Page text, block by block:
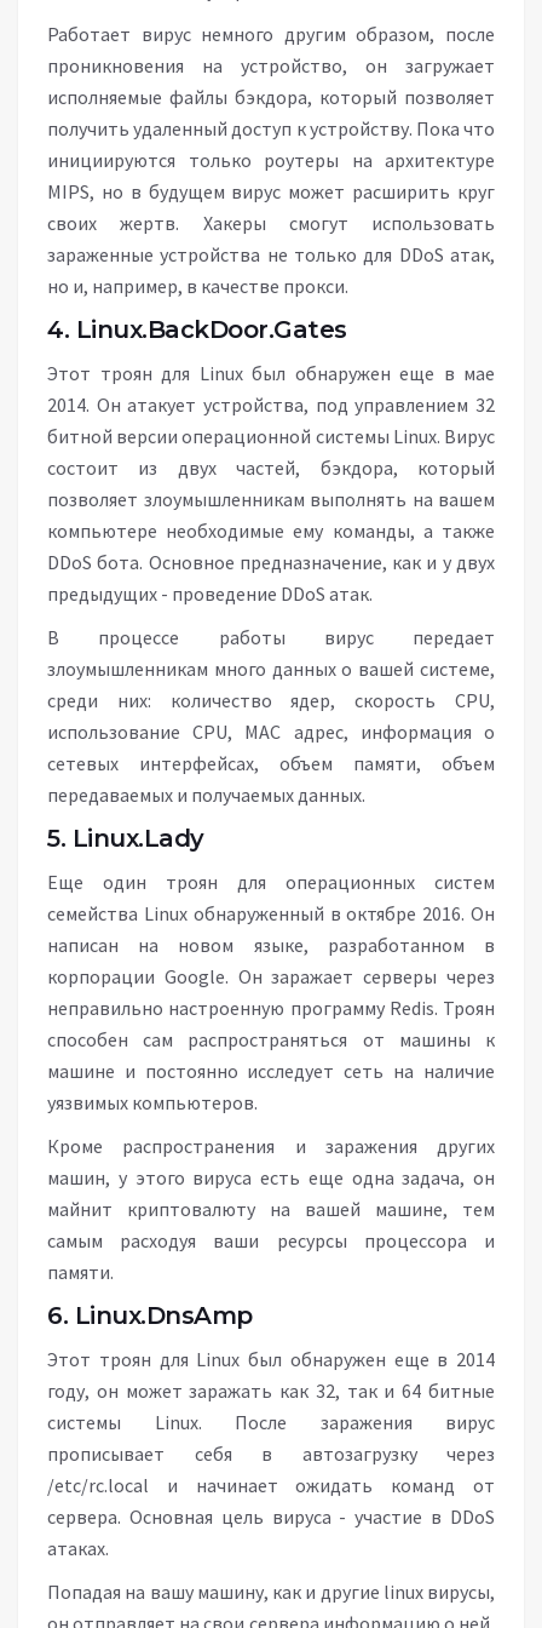
Работает вирус немного другим образом, после
проникновения на устройство, он загружает
исполняемые файлы бэкдора, который позволяет
получить удаленный доступ к устройству. Пока что
инициируются только роутеры на архитектуре
MIPS, но в будущем вирус может расширить круг
своих жертв. Хакеры смогут использовать
зараженные устройства не только для DDoS атак,
но и, например, в качестве прокси.
4. Linux.BackDoor.Gates
Этот троян для Linux был обнаружен еще в мае
2014. Он атакует устройства, под управлением 32
битной версии операционной системы Linux. Вирус
состоит из двух частей, бэкдора, который
позволяет злоумышленникам выполнять на вашем
компьютере необходимые ему команды, а также
DDoS бота. Основное предназначение, как и у двух
предыдущих - проведение DDoS атак.
В процессе работы вирус передает
злоумышленникам много данных о вашей системе,
среди них: количество ядер, скорость CPU,
использование CPU, MAC адрес, информация о
сетевых интерфейсах, объем памяти, объем
передаваемых и получаемых данных.
5. Linux.Lady
Еще один троян для операционных систем
семейства Linux обнаруженный в октябре 2016. Он
написан на новом языке, разработанном в
корпорации Google. Он заражает серверы через
неправильно настроенную программу Redis. Троян
способен сам распространяться от машины к
машине и постоянно исследует сеть на наличие
уязвимых компьютеров.
Кроме распространения и заражения других
машин, у этого вируса есть еще одна задача, он
майнит криптовалюту на вашей машине, тем
самым расходуя ваши ресурсы процессора и
памяти.
6. Linux.DnsAmp
Этот троян для Linux был обнаружен еще в 2014
году, он может заражать как 32, так и 64 битные
системы Linux. После заражения вирус
прописывает себя в автозагрузку через
/etc/rc.local и начинает ожидать команд от
сервера. Основная цель вируса - участие в DDoS
атаках.
Попадая на вашу машину, как и другие linux вирусы,
он отправляет на свои сервера информацию о ней,